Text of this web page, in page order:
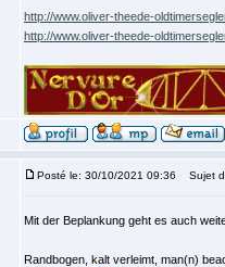
http://www.oliver-theede-
http://www.oliver-theede-
Posté le: 30/10/2021 09:36 Sujet
Mit der Beplankung geht es auch
Randbogen, kalt verleimt, man(n)